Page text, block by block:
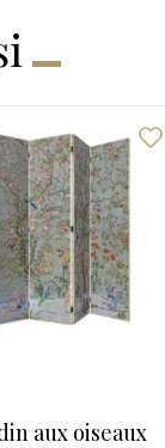
aux oiseaux